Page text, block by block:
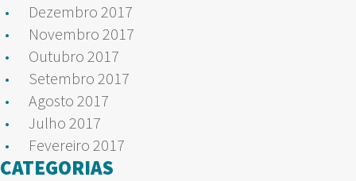
Dezembro 2017
Novembro 2017
Outubro 2017
Setembro 2017
Agosto 2017
Julho 2017
Fevereiro 2017
CATEGORIAS